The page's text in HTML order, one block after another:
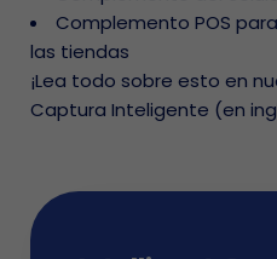
Complemento POS
las tiendas
¡Lea todo sobre esto en
Captura Inteligente (en